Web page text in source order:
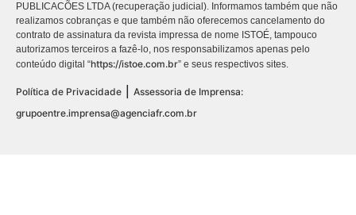
PUBLICACÕES LTDA (recuperação judicial). Informamos também que não
realizamos cobranças e que também não oferecemos cancelamento do
contrato de assinatura da revista impressa de nome ISTOÉ, tampouco
autorizamos terceiros a fazê-lo, nos responsabilizamos apenas pelo
conteúdo digital “https://istoe.com.br” e seus respectivos sites.
Política de Privacidade
Assessoria de Imprensa:
grupoentre.imprensa@agenciafr.com.br